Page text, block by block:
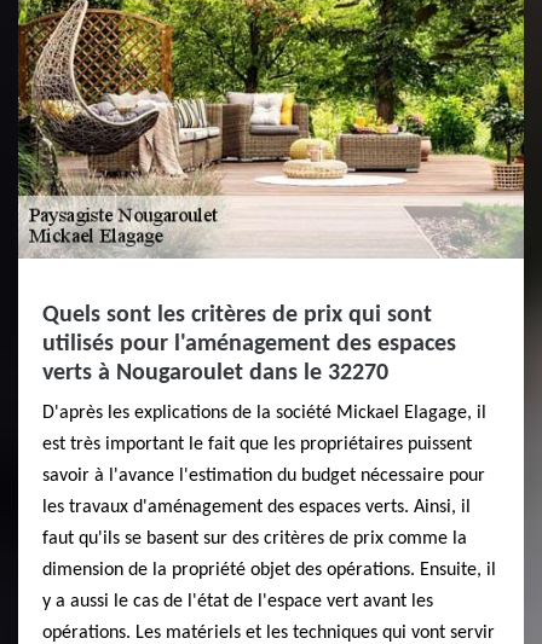
Quels sont les critères de prix qui sont
utilisés pour l'aménagement des espaces
verts à Nougaroulet dans le 32270
D'après les explications de la société Mickael Elagage, il
est très important le fait que les propriétaires puissent
savoir à l'avance l'estimation du budget nécessaire pour
les travaux d'aménagement des espaces verts. Ainsi, il
faut qu'ils se basent sur des critères de prix comme la
dimension de la propriété objet des opérations. Ensuite, il
y a aussi le cas de l'état de l'espace vert avant les
opérations. Les matériels et les techniques qui vont servir